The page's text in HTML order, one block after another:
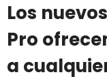
Los
Pro
a